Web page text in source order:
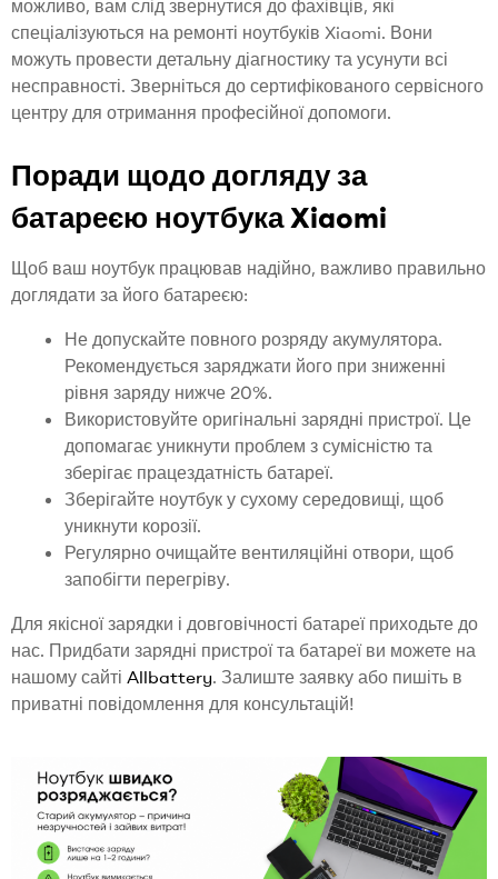
можливо, вам слід звернутися до фахівців, які
спеціалізуються на ремонті ноутбуків Xiaomi. Вони
можуть провести детальну діагностику та усунути всі
несправності. Зверніться до сертифікованого сервісного
центру для отримання професійної допомоги.
Поради щодо догляду за
батареєю ноутбука Xiaomi
Щоб ваш ноутбук працював надійно, важливо правильно
доглядати за його батареєю:
Не допускайте повного розряду акумулятора.
Рекомендується заряджати його при зниженні
рівня заряду нижче 20%.
Використовуйте оригінальні зарядні пристрої. Це
допомагає уникнути проблем з сумісністю та
зберігає працездатність батареї.
Зберігайте ноутбук у сухому середовищі, щоб
уникнути корозії.
Регулярно очищайте вентиляційні отвори, щоб
запобігти перегріву.
Для якісної зарядки і довговічності батареї приходьте до
нас. Придбати зарядні пристрої та батареї ви можете на
нашому сайті Allbattery. Залиште заявку або пишіть в
приватні повідомлення для консультацій!